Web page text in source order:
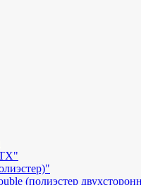
(полиэстер